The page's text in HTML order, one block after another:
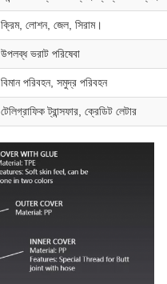
ক্রিম, লোশন, জেল, সিরাম।
উপলব্ধ ভরাট পরিষেবা
বিমান পরিবহন, সমুদ্র পরিবহন
টেলিগ্রাফিক ট্রান্সফার, ক্রেডিট লেটার